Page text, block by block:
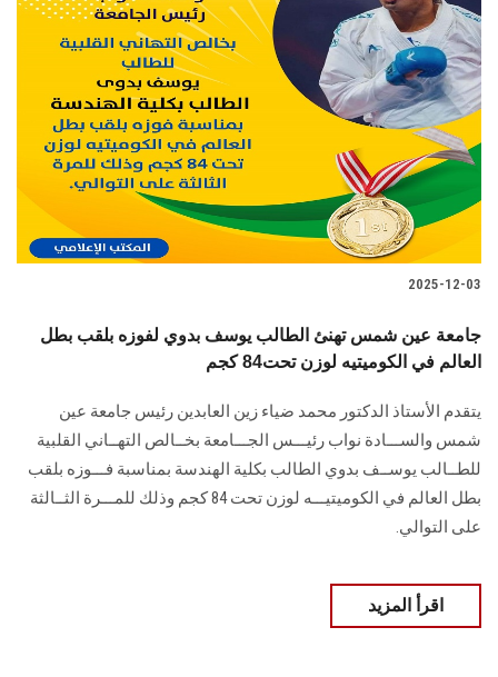
2025-12-03
جامعة عين شمس تهنئ الطالب يوسف بدوي لفوزه بلقب بطل
العالم في الكوميتيه لوزن تحت84 كجم
يتقدم الأستاذ الدكتور محمد ضياء زين العابدين رئيس جامعة عين
شمس والســـادة نواب رئيـــس الجـــامعة بخــالص التهــاني القلبية
للطــالب يوســف بدوي الطالب بكلية الهندسة بمناسبة فـــوزه بلقب
بطل العالم في الكوميتيـــه لوزن تحت 84 كجم وذلك للمـــرة الثــالثة
على التوالي.
اقرأ المزيد